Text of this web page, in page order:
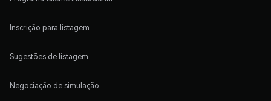
Inscrição para listagem
Sugestões de listagem
Negociação de simulação